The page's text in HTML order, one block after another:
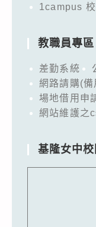
1campus
教職員專區
差勤系統
網路請購(備
場地借用申
網站維護之
基隆女中